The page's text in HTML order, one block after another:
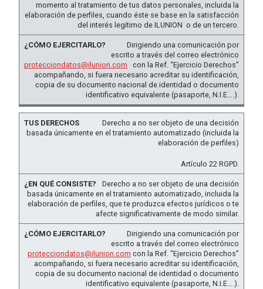
momento al tratamiento de tus datos personales, incluida la
elaboración de perfiles, cuando éste se base en la satisfacción
del interés legítimo de ILUNION o de un tercero.
Dirigiendo una comunicación por
escrito a través del correo electrónico
protecciondatos@ilunion.com con la Ref. “Ejercicio Derechos”
acompañando, si fuera necesario acreditar su identificación,
copia de su documento nacional de identidad o documento
identificativo equivalente (pasaporte, N.I.E….).
Derecho a no ser objeto de una decisión
basada únicamente en el tratamiento automatizado (incluida la
elaboración de perfiles)
Artículo 22 RGPD.
Derecho a no ser objeto de una decisión
basada únicamente en el tratamiento automatizado, incluida la
elaboración de perfiles, que te produzca efectos jurídicos o te
afecte significativamente de modo similar.
Dirigiendo una comunicación por
escrito a través del correo electrónico
protecciondatos@ilunion.com con la Ref. “Ejercicio Derechos”
acompañando, si fuera necesario acreditar su identificación,
copia de su documento nacional de identidad o documento
identificativo equivalente (pasaporte, N.I.E….).